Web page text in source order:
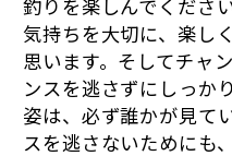
釣りを楽しんでくださ
気持ちを大切に、楽し
思います。そしてチャ
ンスを逃さずにしっか
姿は、必ず誰かが見て
スを逃さないためにも